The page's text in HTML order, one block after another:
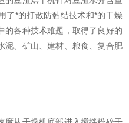
了*的打散防黏结技术和*的干燥
的各种技术难题，取得了良好的
泥、矿山、建材、粮食、复合肥